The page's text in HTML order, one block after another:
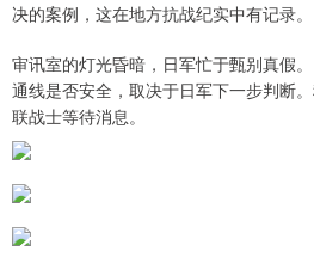
决的案例，这在地方抗战纪实中有记录。
审讯室的灯光昏暗，日军忙于甄别真假
通线是否安全，取决于日军下一步判断
联战士等待消息。